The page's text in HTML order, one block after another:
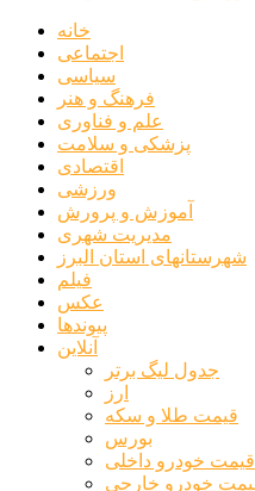
خانه
اجتماعی
سیاسی
فرهنگ و هنر
علم و فناوری
پزشکی و سلامت
اقتصادی
ورزشی
آموزش و پرورش
مدیریت شهری
شهرستانهای استان البرز
فیلم
عکس
پیوندها
آنلاین
جدول لیگ برتر
ارز
قیمت طلا و سکه
بورس
قیمت خودرو داخلی
خودرو خارجی